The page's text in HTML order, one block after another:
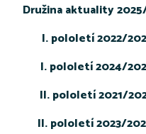
Družina aktuality
I. pololetí 2022/
I. pololetí 2024/
II. pololetí 2021/
II. pololetí 2023/